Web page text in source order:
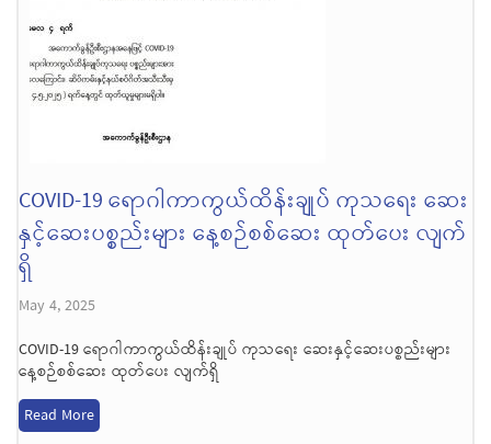
COVID-19 ရောဂါကာကွယ်ထိန်းချုပ် ကုသရေး ဆေး
နှင့်ဆေးပစ္စည်းများ နေ့စဉ်စစ်ဆေး ထုတ်ပေး လျက်
ရှိ
May 4, 2025
COVID-19 ရောဂါကာကွယ်ထိန်းချုပ် ကုသရေး ဆေးနှင့်ဆေးပစ္စည်းများ
နေ့စဉ်စစ်ဆေး ထုတ်ပေး လျက်ရှိ
Read More